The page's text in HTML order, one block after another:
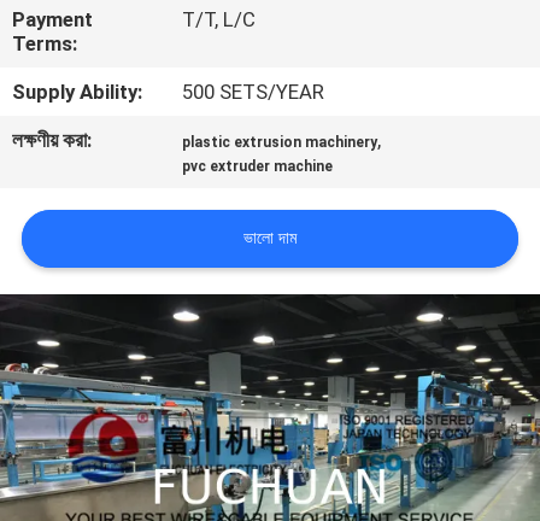
গুণমান
নিয়ন্ত্রণ
আমাদের
যোগাযোগ
খবর
মামলা
সাইট
ম্যাপ
Payment
Terms:
T/T, L/C
Supply Ability:
500 SETS/YEAR
লক্ষণীয় করা:
plastic extrusion machinery,
pvc extruder machine
ভালো দাম